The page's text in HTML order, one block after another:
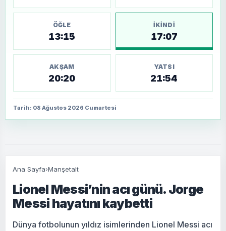
ÖĞLE
13:15
İKINDI
17:07
AKŞAM
20:20
YATSI
21:54
Tarih: 08 Ağustos 2026 Cumartesi
Ana Sayfa›Manşetalt
Lionel Messi’nin acı günü. Jorge
Messi hayatını kaybetti
Dünya fotbolunun yıldız isimlerinden Lionel Messi acı